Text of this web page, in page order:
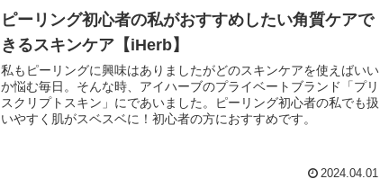
ピーリング初心者の私がおすすめしたい角質ケアで
きるスキンケア【iHerb】
私もピーリングに興味はありましたがどのスキンケアを使えばいい
か悩む毎日。そんな時、アイハーブのプライベートブランド「プリ
スクリプトスキン」にであいました。ピーリング初心者の私でも扱
いやすく肌がスベスベに！初心者の方におすすめです。
2024.04.01